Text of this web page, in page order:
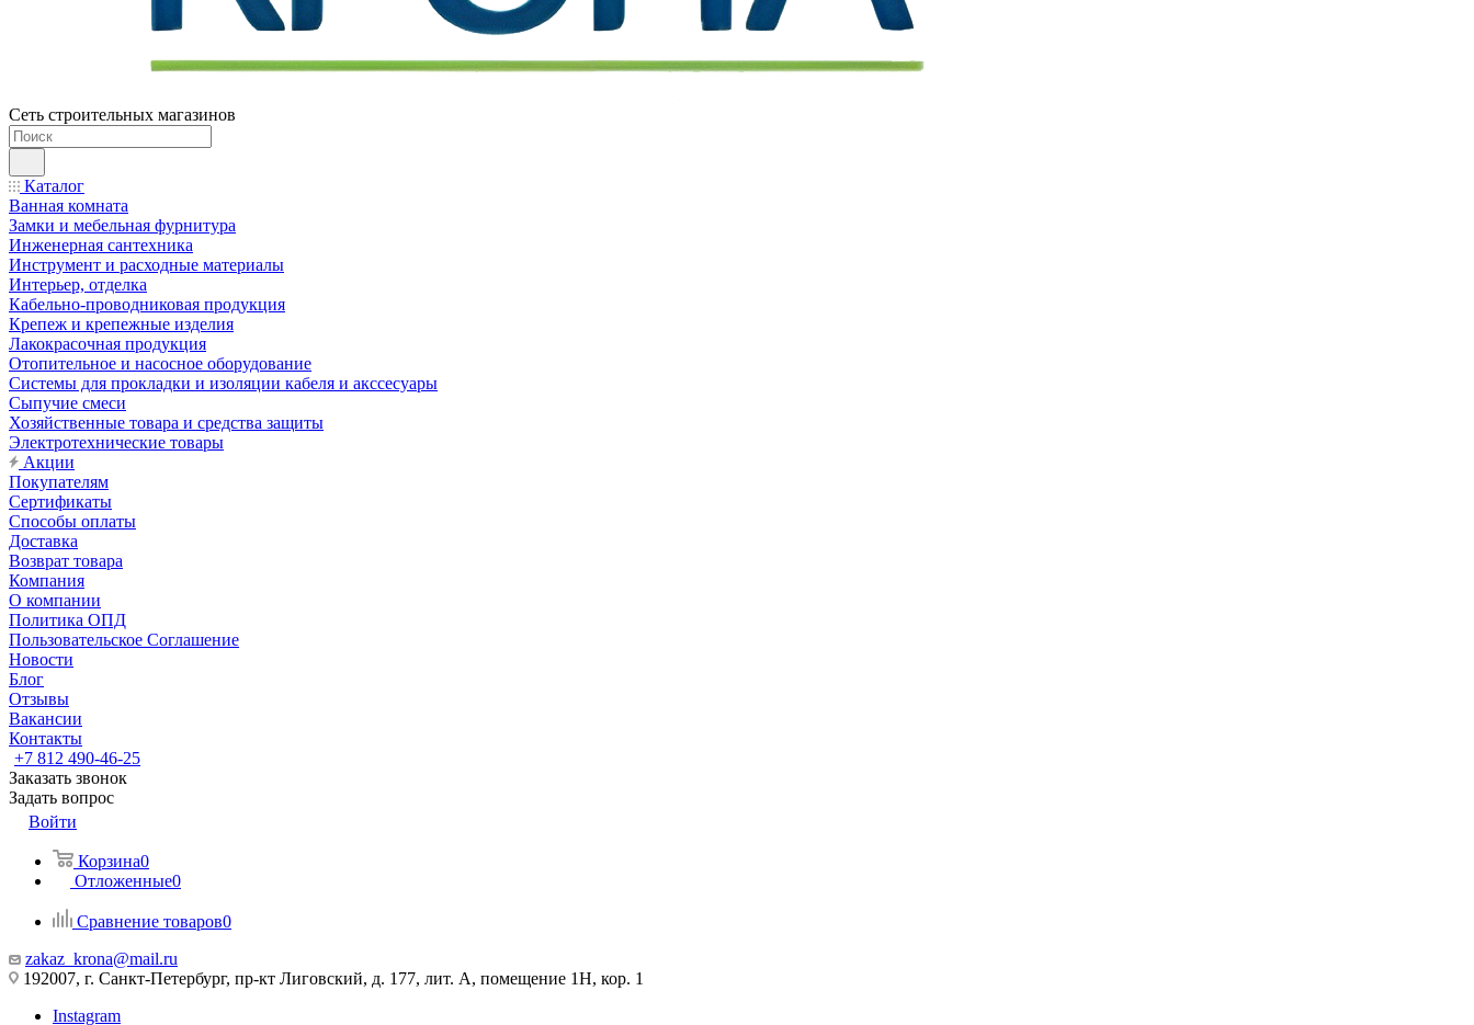
Сеть строительных магазинов
Каталог
Ванная комната
Замки и мебельная фурнитура
Инженерная сантехника
Инструмент и расходные материалы
Интерьер, отделка
Кабельно-проводниковая продукция
Крепеж и крепежные изделия
Лакокрасочная продукция
Отопительное и насосное оборудование
Системы для прокладки и изоляции кабеля и акссесуары
Сыпучие смеси
Хозяйственные товара и средства защиты
Электротехнические товары
Акции
Покупателям
Сертификаты
Способы оплаты
Доставка
Возврат товара
Компания
О компании
Политика ОПД
Пользовательское Соглашение
Новости
Блог
Отзывы
Вакансии
Контакты
+7 812 490-46-25
Заказать звонок
Задать вопрос
Войти
Корзина0
Отложенные0
Сравнение товаров0
zakaz_krona@mail.ru
192007, г. Санкт-Петербург, пр-кт Лиговский, д. 177, лит. А, помещение 1Н, кор. 1
Instagram